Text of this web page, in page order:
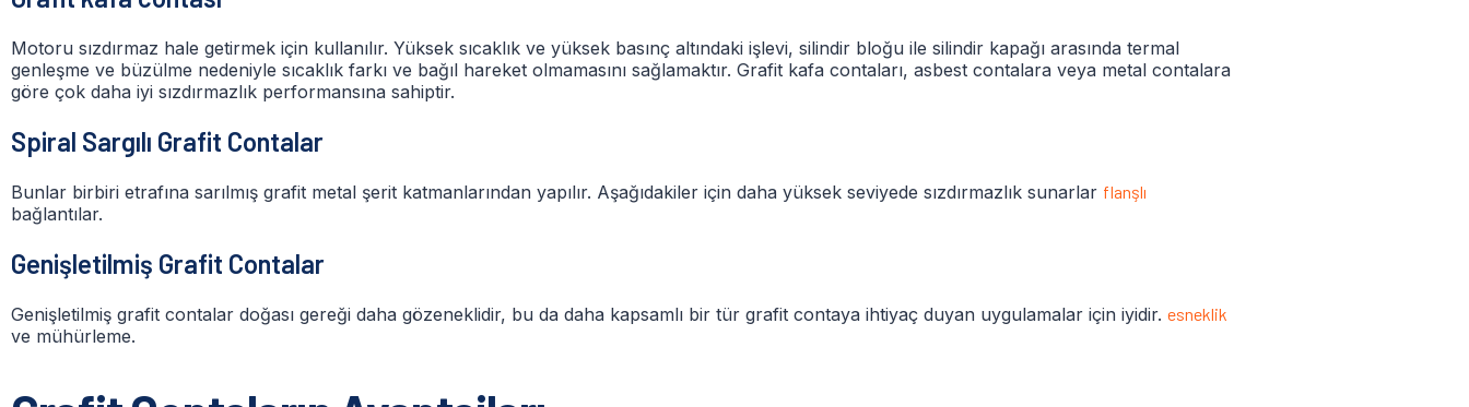
Motoru sızdırmaz hale getirmek için kullanılır. Yüksek sıcaklık ve yüksek basınç altındaki işlevi, silindir bloğu ile silindir kapağı arasında termal
genleşme ve büzülme nedeniyle sıcaklık farkı ve bağıl hareket olmamasını sağlamaktır. Grafit kafa contaları, asbest contalara veya metal contalara
göre çok daha iyi sızdırmazlık performansına sahiptir.
Spiral Sargılı Grafit Contalar
Bunlar birbiri etrafına sarılmış grafit metal şerit katmanlarından yapılır. Aşağıdakiler için daha yüksek seviyede sızdırmazlık sunarlar flanşlı
bağlantılar.
Genişletilmiş Grafit Contalar
Genişletilmiş grafit contalar doğası gereği daha gözeneklidir, bu da daha kapsamlı bir tür grafit contaya ihtiyaç duyan uygulamalar için iyidir. esneklik
ve mühürleme.